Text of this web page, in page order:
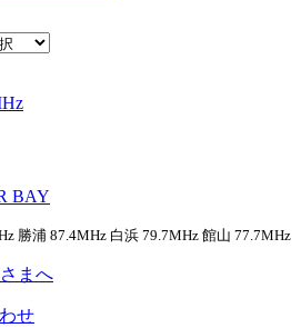
勝浦 87.4MHz 白浜 79.7MHz 館山 77.7MHz
まへ
せ